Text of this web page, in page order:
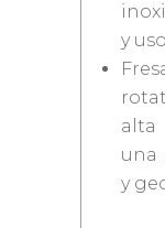
y
alta
una
y